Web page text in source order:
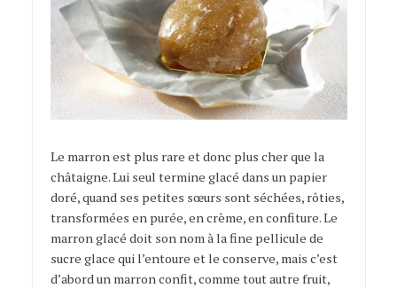
Le marron est plus rare et donc plus cher que la
châtaigne. Lui seul termine glacé dans un papier
doré, quand ses petites sœurs sont séchées, rôties,
transformées en purée, en crème, en confiture. Le
marron glacé doit son nom à la fine pellicule de
sucre glace qui l’entoure et le conserve, mais c’est
d’abord un marron confit, comme tout autre fruit,